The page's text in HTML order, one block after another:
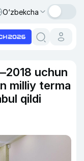
O‘zbekcha
uchun
milliy terma
qildi